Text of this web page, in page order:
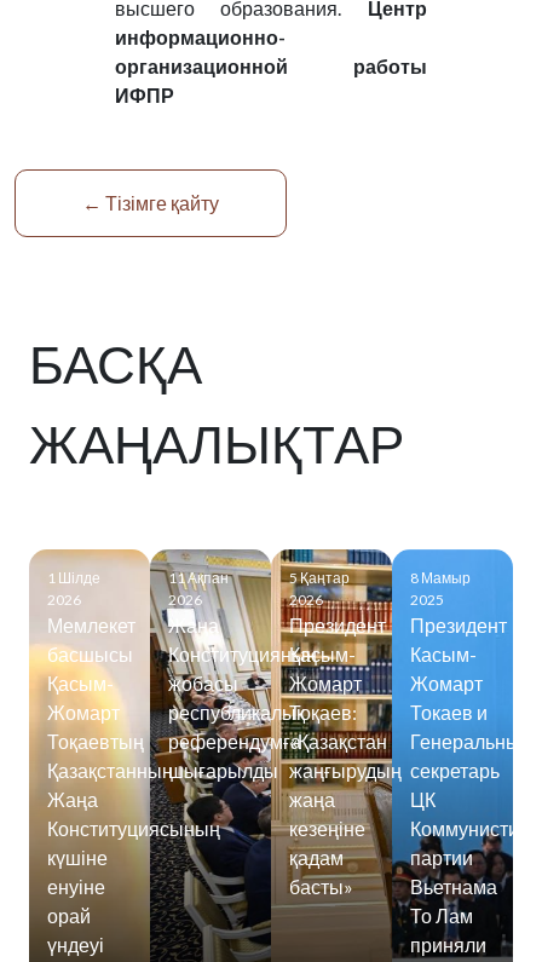
высшего образования. Центр
информационно-
организационной работы
ИФПР
← Тізімге қайту
БАСҚА
ЖАҢАЛЫҚТАР
1 Шілде
2026
Мемлекет
басшысы
Қасым-
Жомарт
Тоқаевтың
Қазақстанның
Жаңа
Конституциясының
күшіне
енуіне
орай
үндеуі
11 Ақпан
2026
Жаңа
Конституцияның
жобасы
республикалық
референдумға
шығарылды
5 Қаңтар
2026
Президент
Қасым-
Жомарт
Тоқаев:
«Қазақстан
жаңғырудың
жаңа
кезеңіне
қадам
басты»
8 Мамыр
2025
Президент
Касым-
Жомарт
Токаев и
Генеральный
секретарь
ЦК
партии
Вьетнама
То Лам
приняли